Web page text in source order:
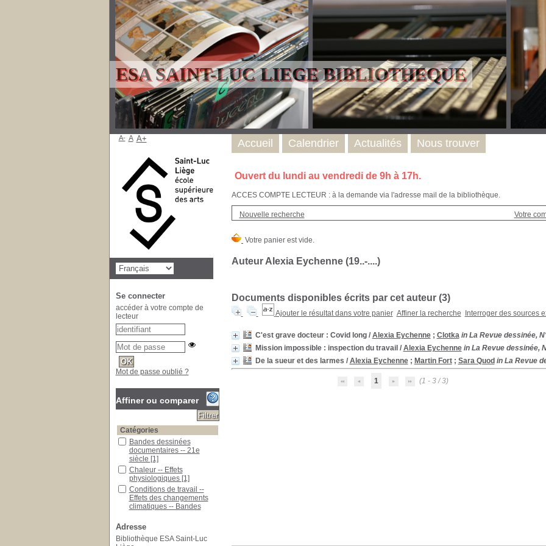
ESA SAINT-LUC LIEGE BIBLIOTHEQUE
Ouvert du lundi au vendredi de 9h à 17h.
ACCES COMPTE LECTEUR : à la demande via l'adresse mail de la bibliothèque.
Nouvelle recherche Votre
Auteur Alexia Eychenne (19..-....)
Documents disponibles écrits par cet auteur (3)
Ajouter le résultat dans votre panier Affiner la recherche Interroger des sources
C'est grave docteur : Covid long/ Alexia Eychenne; Clotka in La Revue dessinée,
Mission impossible : inspection du travail / Alexia Eychenne in La Revue dessinée,
De la sueur et des larmes / Alexia Eychenne; Martin Fort; Sara Quod in La Revue
1 (1 - 3 / 3)
Accueil Calendrier Actualités Nous trouver
A- A A+
Se connecter
accéder à votre compte de
lecteur
Mot de passe oublié ?
Affiner ou comparer
Catégories
Bandes dessinées
documentaires -- 21e
siècle [1]
Chaleur -- Effets
physiologiques [1]
Conditions de travail --
Effets des changements
climatiques -- Bandes
Covid long -- Société --
France
[1]
Adresse
Bibliothèque ESA Saint-Luc